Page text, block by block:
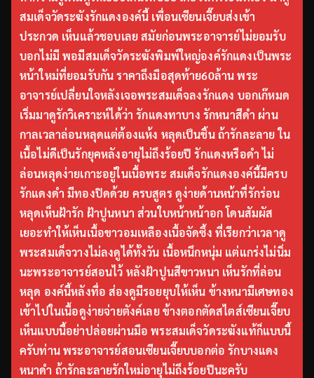
สมเด็จวัดระฆังรักแดงองค์นี้ เพื่อนเซียนเจี๊ยบส่งเข้า
ประกวด เห็นแล้วชอบเลย สมัยก่อนพระอาจารย์ไม่ยอมรับ
บอกไม่มี พอมีสมเด็จวัดระฆังพิมพ์ใหญ่องค์รักแดงเป็นพระ
หน้าใหม่ที่ยอมรับกัน ราคาถึงมือสุดท้าย60ล้าน พระ
อาจารย์เปลี่ยนใจหลังเจอพระสมเด็จลงรักแดง บอกเก๊หมด
เริ่มมาดูรักวิเคราะห์ได้ว่า รักแดงทาบาง รักหนาสีดำ ผ่าน
กาลเวลาล่อนหลุดแต่ต้องแห้ง หลุดเป็นชิ้น ถ้ารักละลาย ใน
เนื้อไม่ดีเป็นรักยุคหลังอายุไม่ถึงร้อยปี รักแดงหรือดำ ไม่
ล่อนหลุดง่ายเกาะอยู่ในเนื้อพระ สมเด็จรักแดงองค์นี้มีครบ
รักแดงดำ มีทองปิดด้วย ครบสูตร ดูง่ายด้านหน้าที่รักร่อน
หลุดเห็นฝ้ารัก ฝ้าปูนหนา ส่วนใบหน้าหน้าอก โดนสัมผัส
เยอะทำให้เห็นเนื้อขาวอมเหลืองเนื้อจัดซึ้ง ที่เรียกว่าเวลาดู
พระสมเด็จวางไม่ลงดูได้ทั้งวัน เนื้อหนึกหนุ่ม แต่แกร่งไม่นิ่ม
นะพระอาจารย์สอนไว้ หลังฝ้าปูนสีขาวหนา เห็นรักที่ล่อน
หลุด องค์นี้หลังทื่อ ส่องดูมีรอยยุบให้เห็น ข้างหนามีเศษทอง
เข้าไปในเนื้อดูง่ายจ่ายตังค์เลย ข้างตอกตัดสไตส์เซียนเจี๊ยบ
เห็นแบบนี้อย่าปล่อยผ่านมือ พระสมเด็จวัดระฆังแท้ก็แบบนี้
ครับท่าน พระอาจารย์สอนเซียนเจี๊ยบบอกต่อ รักบางแดง
หนาดำ ถ้ารักละลายรักใหม่อายุไม่ถึงร้อยปีนะครับ